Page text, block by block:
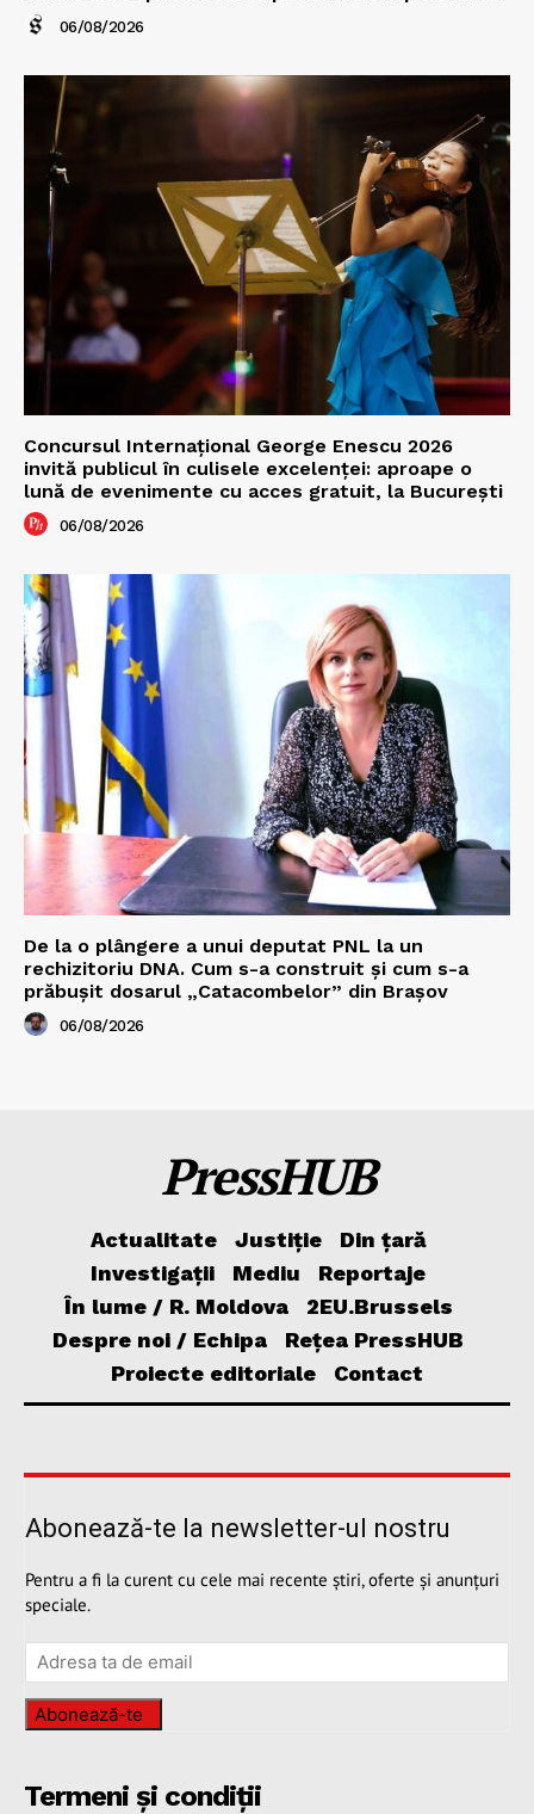
06/08/2026
Concursul Internațional George Enescu 2026
invită publicul în culisele excelenței: aproape o
lună de evenimente cu acces gratuit, la București
06/08/2026
De la o plângere a unui deputat PNL la un
rechizitoriu DNA. Cum s-a construit și cum s-a
prăbușit dosarul „Catacombelor” din Brașov
06/08/2026
PressHUB
Actualitate Justiție
Din țară
Investigații
Mediu
Reportaje
În lume / R. Moldova
2EU.Brussels
Despre noi / Echipa
Rețea PressHUB
Proiecte editoriale
Contact
Abonează-te la newsletter-ul nostru
Pentru a fi la curent cu cele mai recente știri, oferte și anunțuri
speciale.
Abonează-te
Termeni și condiții